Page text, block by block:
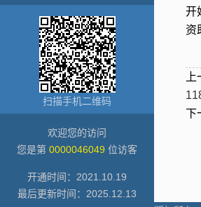
扫描手机二维码
欢迎您的访问
您是第 0000046049 位访客
开通时间： 2021 10 19
最后更新时间： 2025 12 13
开
资
下